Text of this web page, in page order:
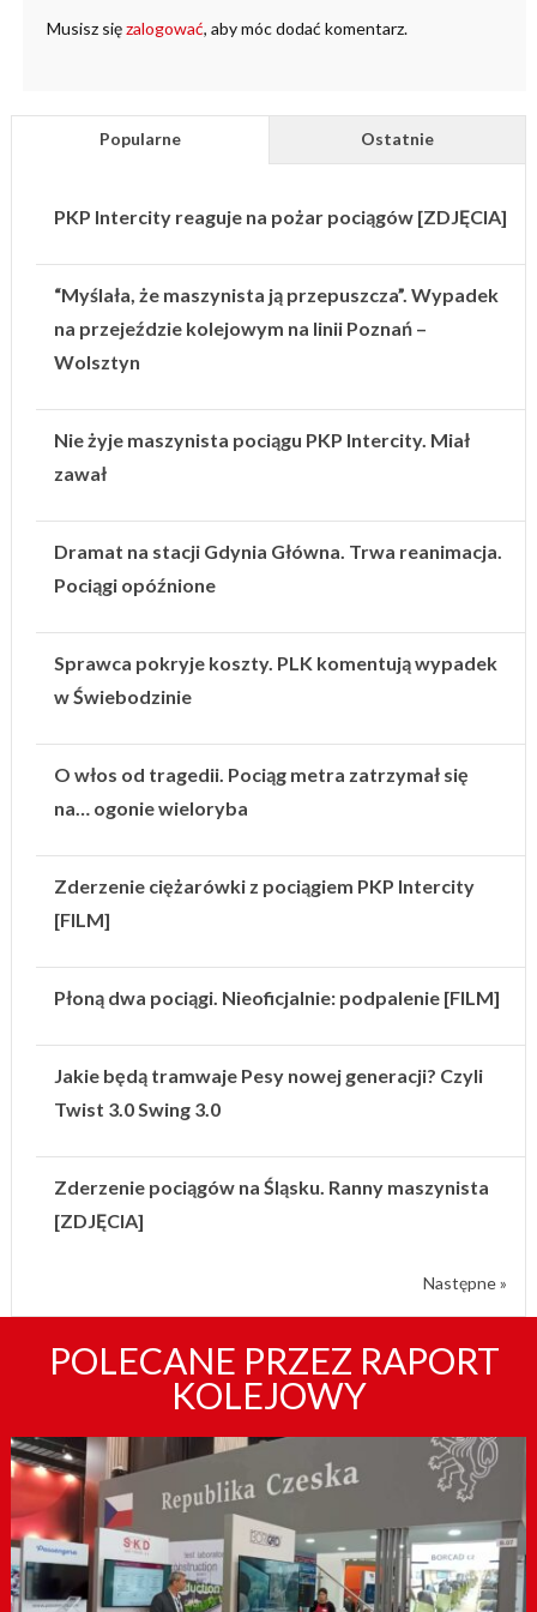
Musisz sięzalogować, aby móc dodać komentarz.
Popularne Ostatnie
PKP Intercity reaguje na pożar pociągów [ZDJĘCIA]
“Myślała, że maszynista ją przepuszcza”. Wypadek
na przejeździe kolejowym na linii Poznań –
Wolsztyn
Nie żyje maszynista pociągu PKP Intercity. Miał
zawał
Dramat na stacji Gdynia Główna. Trwa reanimacja.
Pociągi opóźnione
Sprawca pokryje koszty. PLK komentują wypadek
w Świebodzinie
O włos od tragedii. Pociąg metra zatrzymał się
na… ogonie wieloryba
Zderzenie ciężarówki z pociągiem PKP Intercity
[FILM]
Płoną dwa pociągi. Nieoficjalnie: podpalenie [FILM]
Jakie będą tramwaje Pesy nowej generacji? Czyli
Twist 3.0 Swing 3.0
Zderzenie pociągów na Śląsku. Ranny maszynista
[ZDJĘCIA]
Następne »
POLECANE PRZEZ RAPORT
KOLEJOWY